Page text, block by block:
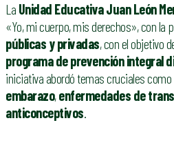
La Unidad Educativa Juan León
«Yo, mi cuerpo, mis derechos», con la
públicas y privadas, con el objetivo
programa de prevención integral
iniciativa abordó temas cruciales como
embarazo,enfermedades de
anticonceptivos.